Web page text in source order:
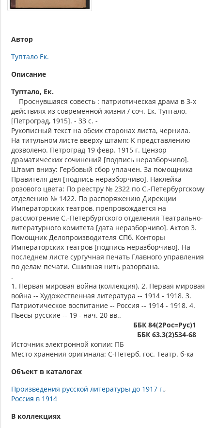
Автор
Туптало Ек.
Описание
Туптало, Ек.
Проснувшаяся совесть : патриотическая драма в 3-х
действиях из современной жизни / соч. Ек. Туптало. -
[Петроград, 1915]. - 33 с. -
Рукописный текст на обеих сторонах листа, чернила.
На титульном листе вверху штамп: К представлению
дозволено. Петроград 19 февр. 1915 г. Цензор
драматических сочинений [подпись неразборчиво].
Штамп внизу: Гербовый сбор уплачен. За помощника
Правителя дел [подпись неразборчиво]. Наклейка
розового цвета: По реестру № 2322 по С.-Петербургскому
отделению № 1422. По распоряжению Дирекции
Императорских театров, препровождается на
рассмотрение С.-Петербургского отделения Театрально-
литературного комитета [дата неразборчиво]. Актов 3.
Помощник Делопроизводителя СПб. Конторы
Императорских театров [подпись неразборчиво]. На
последнем листе сургучная печать Главного управления
по делам печати. Сшивная нить разорвана.
.
1. Первая мировая война (коллекция). 2. Первая мировая
война -- Художественная литература -- 1914 - 1918. 3.
Патриотическое воспитание -- Россия -- 1914 - 1918. 4.
Пьесы русские -- 19 - нач. 20 вв..
ББК 84(2Рос=Рус)1
ББК 63.3(2)534-68
Источник электронной копии: ПБ
Место хранения оригинала: С-Петерб. гос. Театр. б-ка
Объект в каталогах
Произведения русской литературы до 1917 г.
Россия в 1914
В коллекциях